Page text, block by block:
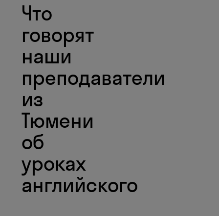
Что
говорят
наши
преподаватели
из
Тюмени
об
уроках
английского